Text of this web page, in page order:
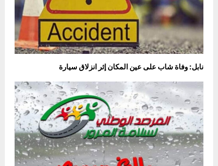
نابل: وفاة شاب على عين المكان إثر انزلاق سيارة